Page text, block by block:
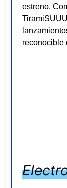
estreno.
reconocible